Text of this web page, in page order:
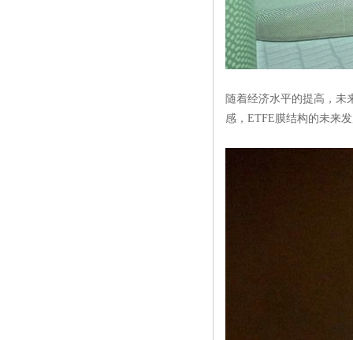
随着经济水平的提高，
感，ETFE膜结构的未来